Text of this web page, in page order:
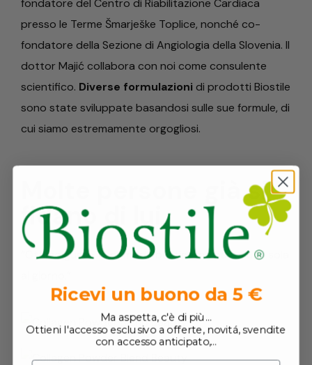
presso le Terme Šmarješke Toplice, nonché co-
fondatore della Sezione di Angiologia della Slovenia. Il
dottor Majić collabora con noi come consulente
scientifico. Diverse formulazioni di prodotti Biostile
sono state sviluppate basandosi sulle sue formule, di
cui siamo estremamente orgogliosi.
Molte persone già si
fidano di lui
“Ottimo gusto, in comode bustine, ne basta una sola
Ricevi un buono da 5 €
Ma aspetta, c'è di più...
Ottieni l'accesso esclusivo a offerte, novitá, svendite
con accesso anticipato,...